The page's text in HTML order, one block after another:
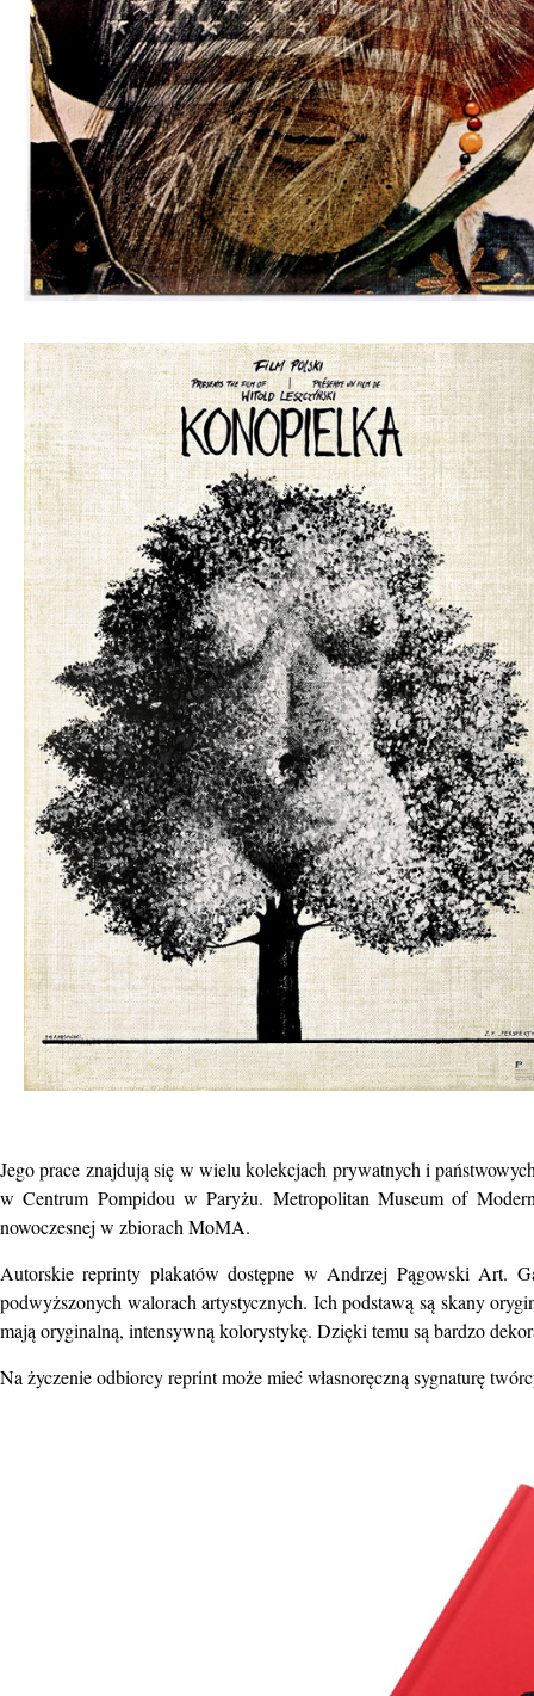
Jego prace znajdują się w wielu kolekcjach prywatnych i
w Centrum Pompidou w Paryżu. Metropolitan Museum of
nowoczesnej w zbiorach MoMA.
Autorskie reprinty plakatów dostępne w Andrzej Pągowski Art.
podwyższonych walorach artystycznych. Ich podstawą są skany
mają oryginalną, intensywną kolorystykę. Dzięki temu są bardzo
Na życzenie odbiorcy reprint może mieć własnoręczną sygnaturę